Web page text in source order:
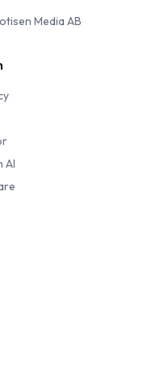
Media AB
AI